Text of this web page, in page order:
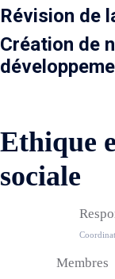
Révision de
Création de
Ethique
sociale
Membres